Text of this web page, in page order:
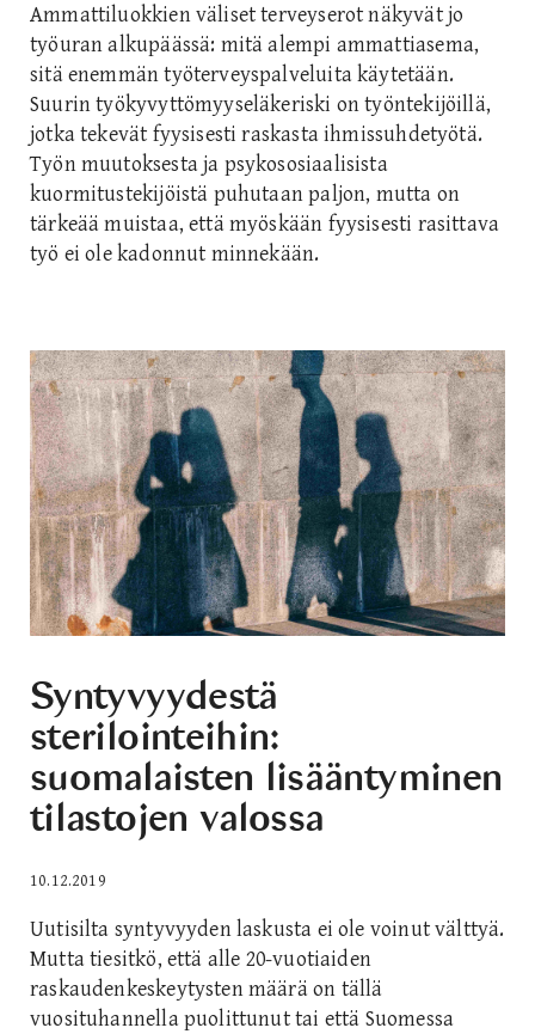
Ammattiluokkien väliset terveyserot näkyvät jo
työuran alkupäässä: mitä alempi ammattiasema,
sitä enemmän työterveyspalveluita käytetään.
Suurin työkyvyttömyyseläkeriski on työntekijöillä,
jotka tekevät fyysisesti raskasta ihmissuhdetyötä.
Työn muutoksesta ja psykososiaalisista
kuormitustekijöistä puhutaan paljon, mutta on
tärkeää muistaa, että myöskään fyysisesti rasittava
työ ei ole kadonnut minnekään.
Syntyvyydestä
sterilointeihin:
suomalaisten lisääntyminen
tilastojen valossa
10.12.2019
Uutisilta syntyvyyden laskusta ei ole voinut välttyä.
Mutta tiesitkö, että alle 20-vuotiaiden
raskaudenkeskeytysten määrä on tällä
vuosituhannella puolittunut tai että Suomessa